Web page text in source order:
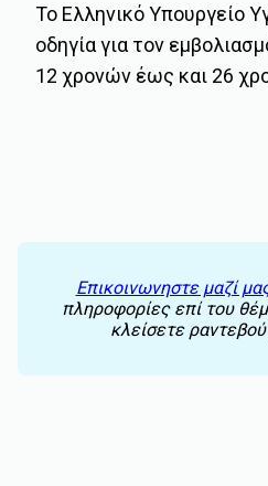
Το Ελληνικό Υπουργείο
οδηγία για τον
12 χρονών έως και 26
Επικοινωνηστε μαζί
πληροφορίες επί του
κλείσετε